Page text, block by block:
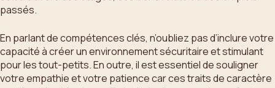
passés.
En parlant de compétences clés, n’oubliez pas d’inclure votre
capacité à créer un environnement sécuritaire et stimulant
pour les tout-petits. En outre, il est essentiel de souligner
votre empathie et votre patience car ces traits de caractère